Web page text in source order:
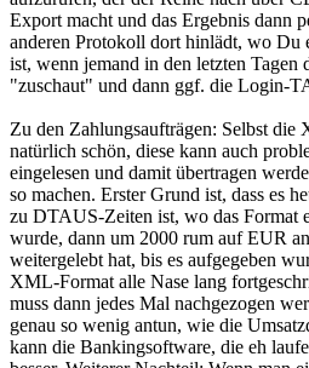
Export macht und das Ergebnis dann
anderen Protokoll dort hinlädt, wo Du
ist, wenn jemand in den letzten Tagen
"zuschaut" und dann ggf. die Login-
Zu den Zahlungsaufträgen: Selbst die
natürlich schön, diese kann auch
eingelesen und damit übertragen
so machen. Erster Grund ist, dass es
zu DTAUS-Zeiten ist, wo das Format
wurde, dann um 2000 rum auf EUR
weitergelebt hat, bis es aufgegeben
XML-Format alle Nase lang
muss dann jedes Mal nachgezogen
genau so wenig antun, wie die
kann die Bankingsoftware, die eh